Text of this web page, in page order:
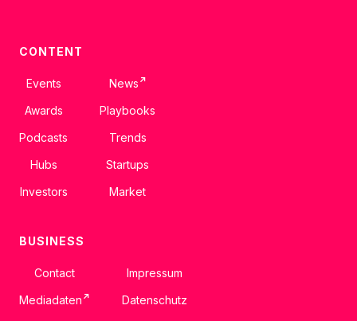
CONTENT
Events
Awards
Podcasts
Hubs
Investors
News ↗
Playbooks
Trends
Startups
Market
BUSINESS
Contact
Mediadaten ↗
Impressum
Datenschutz